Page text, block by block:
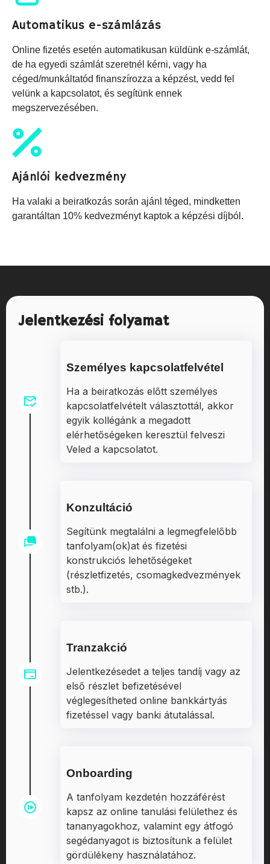
Automatikus e-számlázás
Online fizetés esetén automatikusan küldünk e-számlát,
de ha egyedi számlát szeretnél kérni, vagy ha
céged/munkáltatód finanszírozza a képzést, vedd fel
velünk a kapcsolatot, és segítünk ennek
megszervezésében.
Ajánlói kedvezmény
Ha valaki a beiratkozás során ajánl téged, mindketten
garantáltan 10% kedvezményt kaptok a képzési díjból.
Jelentkezési folyamat
Személyes kapcsolatfelvétel
Ha a beiratkozás előtt személyes
kapcsolatfelvételt választottál, akkor
egyik kollégánk a megadott
elérhetőségeken keresztül felveszi
Veled a kapcsolatot.
Konzultáció
Segítünk megtalálni a legmegfelelőbb
tanfolyam(ok)at és fizetési
konstrukciós lehetőségeket
(részletfizetés, csomagkedvezmények
stb.).
Tranzakció
Jelentkezésedet a teljes tandíj vagy az
első részlet befizetésével
véglegesítheted online bankkártyás
fizetéssel vagy banki átutalással.
Onboarding
A tanfolyam kezdetén hozzáférést
kapsz az online tanulási felülethez és
tananyagokhoz, valamint egy átfogó
segédanyagot is biztosítunk a felület
gördülékeny használatához.